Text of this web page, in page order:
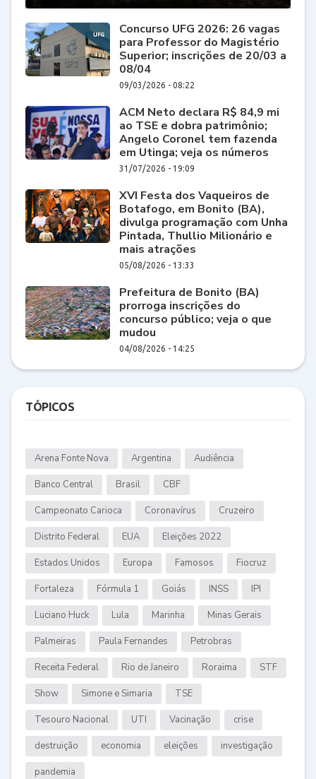
Concurso UFG 2026: 26 vagas
para Professor do Magistério
Superior; inscrições de 20/03 a
08/04
09/03/2026 - 08:22
ACM Neto declara R$ 84,9 mi
ao TSE e dobra patrimônio;
Angelo Coronel tem fazenda
em Utinga; veja os números
31/07/2026 - 19:09
XVI Festa dos Vaqueiros de
Botafogo, em Bonito (BA),
divulga programação com Unha
Pintada, Thullio Milionário e
mais atrações
05/08/2026 - 13:33
Prefeitura de Bonito (BA)
prorroga inscrições do
concurso público; veja o que
mudou
04/08/2026 - 14:25
TÓPICOS
Arena Fonte Nova Argentina Audiência
Banco Central Brasil CBF
Campeonato Carioca Coronavírus Cruzeiro
Distrito Federal EUA Eleições 2022
Estados Unidos Europa Famosos Fiocruz
Fortaleza Fórmula 1 Goiás INSS IPI
Luciano Huck Lula Marinha Minas Gerais
Palmeiras Paula Fernandes Petrobras
Receita Federal Rio de Janeiro Roraima STF
Show Simone e Simaria TSE
Tesouro Nacional UTI Vacinação crise
destruição economia eleições investigação
pandemia